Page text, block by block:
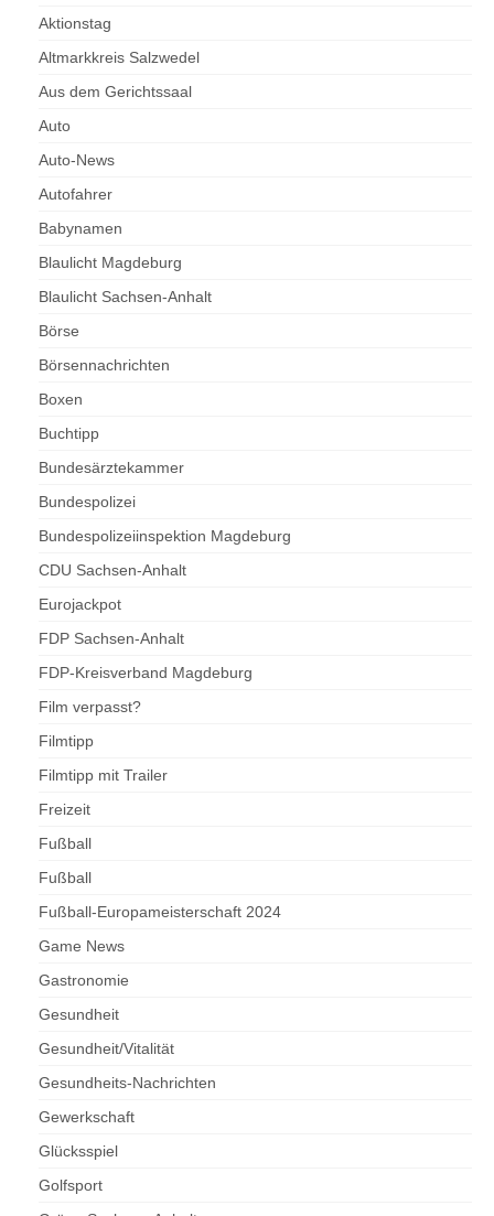
Aktionstag
Altmarkkreis Salzwedel
Aus dem Gerichtssaal
Auto
Auto-News
Autofahrer
Babynamen
Blaulicht Magdeburg
Blaulicht Sachsen-Anhalt
Börse
Börsennachrichten
Boxen
Buchtipp
Bundesärztekammer
Bundespolizei
Bundespolizeiinspektion Magdeburg
CDU Sachsen-Anhalt
Eurojackpot
FDP Sachsen-Anhalt
FDP-Kreisverband Magdeburg
Film verpasst?
Filmtipp
Filmtipp mit Trailer
Freizeit
Fußball
Fußball
Fußball-Europameisterschaft 2024
Game News
Gastronomie
Gesundheit
Gesundheit/Vitalität
Gesundheits-Nachrichten
Gewerkschaft
Glücksspiel
Golfsport